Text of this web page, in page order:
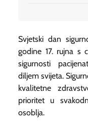
Svjetski dan
godine 17. rujna s
sigurnosti
diljem svijeta.
kvalitetne
prioritet u
osoblja.